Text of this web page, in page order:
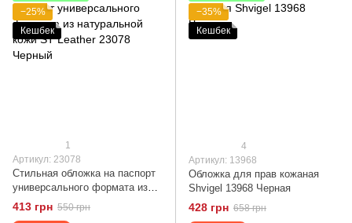
−25%
Кешбек
1
Артикул: 23078
Стильная обложка на паспорт
универсального формата из
натуральной кожи ST Leather
23078 Черный
413 грн 550 грн
−35%
Кешбек
4
Артикул: 13968
Обложка для прав кожаная
Shvigel 13968 Черная
428 грн 658 грн